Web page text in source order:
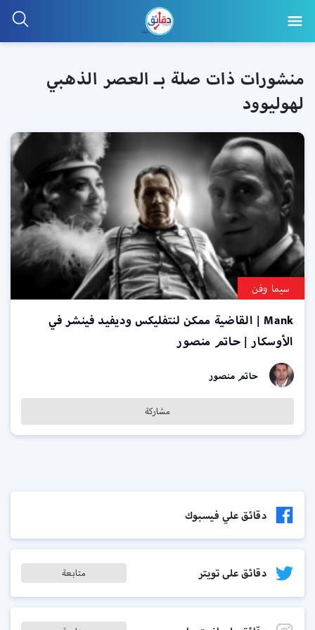
منشورات ذات صلة بـ العصر الذهبي
لهوليوود
سيما وفن
Mank | القاضية ممكن لنتفليكس وديفيد فينشر في
الأوسكار | حاتم منصور
حاتم منصور
مشاركة
دقائق علي فيسبوك
دقائق على تويتر متابعة